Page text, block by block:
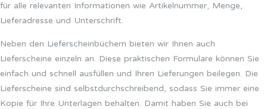
für alle relevanten Informationen wie Artikelnummer, Menge,
Lieferadresse und Unterschrift.
Neben den Lieferscheinbüchern bieten wir Ihnen auch
Lieferscheine einzeln an. Diese praktischen Formulare können Sie
einfach und schnell ausfüllen und Ihren Lieferungen beilegen. Die
Lieferscheine sind selbstdurchschreibend, sodass Sie immer eine
Kopie für Ihre Unterlagen behalten. Damit haben Sie auch bei